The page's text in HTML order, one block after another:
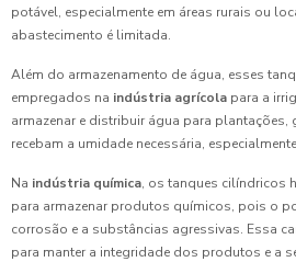
potável, especialmente em áreas rurais ou
abastecimento é limitada.
Além do armazenamento de água, esses
empregados na indústria agrícola para a
armazenar e distribuir água para
recebam a umidade necessária,
Na indústria química, os tanques cilíndricos
para armazenar produtos químicos, pois o
corrosão e a substâncias agressivas. Essa
para manter a integridade dos produtos e a